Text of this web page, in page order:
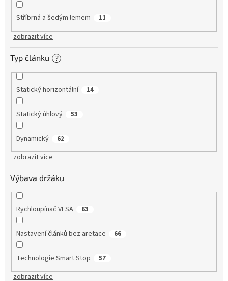
Stříbrná a šedým lemem 11
zobrazit více
Typ článku ?
Statický horizontální 14
Statický úhlový 53
Dynamický 62
zobrazit více
Výbava držáku
Rychloupínač VESA 63
Nastavení článků bez aretace 66
Technologie Smart Stop 57
zobrazit více